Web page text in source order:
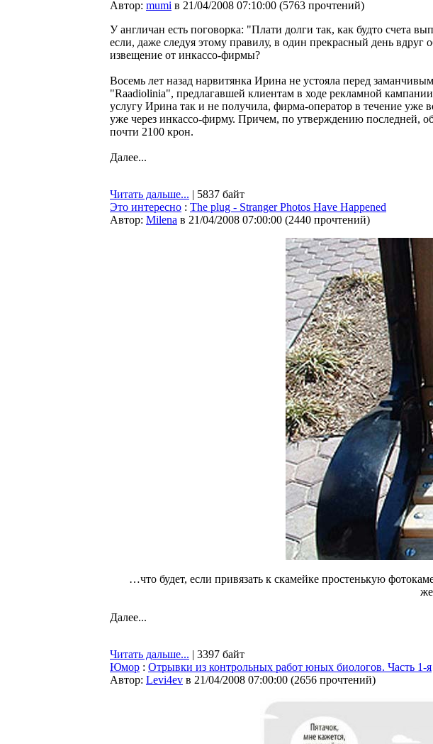
Автор: mumi в 21/04/2008 07:10:00 (5763 прочтений)
У англичан есть поговорка: "Плати долги так, как будто счета
если, даже следуя этому правилу, в один прекрасный день
извещение от инкассо-фирмы?
Восемь лет назад нарвитянка Ирина не устояла перед
"Raadiolinia", предлагавшей клиентам в ходе рекламной
услугу Ирина так и не получила, фирма-оператор в течение уже
уже через инкассо-фирму. Причем, по утверждению последней,
почти 2100 крон.
Далее...
Читать дальше... | 5837 байт
Это интересно : The plug - Stranger Photos Have Happened
Автор: Milena в 21/04/2008 07:00:00 (2440 прочтений)
…что будет, если привязать к скамейке простенькую
Далее...
Читать дальше... | 3397 байт
Юмор : Отрывки из контрольных работ юных биологов. Часть 1-я
Автор: Levi4ev в 21/04/2008 07:00:00 (2656 прочтений)